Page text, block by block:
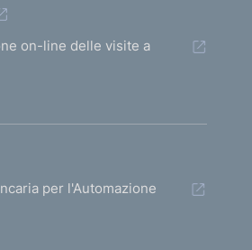
on-line delle visite a
per l'Automazione